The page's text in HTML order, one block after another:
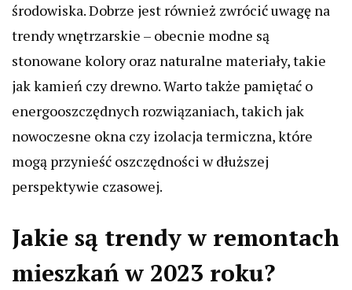
środowiska. Dobrze jest również zwrócić uwagę na
trendy wnętrzarskie – obecnie modne są
stonowane kolory oraz naturalne materiały, takie
jak kamień czy drewno. Warto także pamiętać o
energooszczędnych rozwiązaniach, takich jak
nowoczesne okna czy izolacja termiczna, które
mogą przynieść oszczędności w dłuższej
perspektywie czasowej.
Jakie są trendy w remontach
mieszkań w 2023 roku?